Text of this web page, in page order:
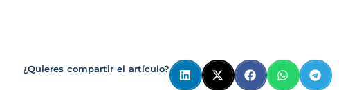
¿Quieres compartir el artículo?